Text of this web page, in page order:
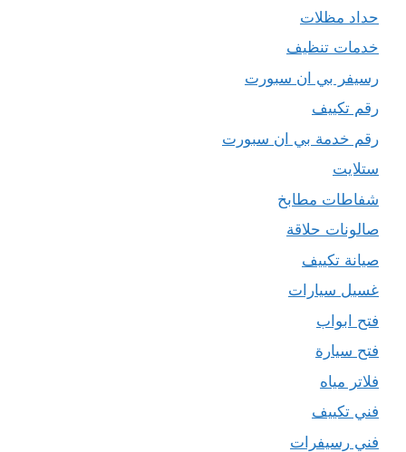
حداد مظلات
خدمات تنظيف
رسيفر بي ان سبورت
رقم تكييف
رقم خدمة بي ان سبورت
ستلايت
شفاطات مطابخ
صالونات حلاقة
صيانة تكييف
غسيل سيارات
فتح ابواب
فتح سيارة
فلاتر مياه
فني تكييف
فني رسيفرات